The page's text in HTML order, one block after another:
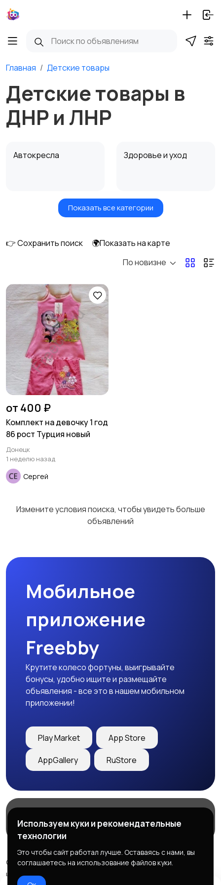
Главная Детские товары
Детские товары в
ДНР и ЛНР
Автокресла Здоровье и уход
Игрушки и игры Детские коляски
Купание
Детская мебель
Радио- и видеоняни
Товары для учебы
Показать все категории
👉 Сохранить поиск
🌍Показать на карте
По новизне
от 400 ₽
Комплект на девочку 1 год
86 рост Турция новый
Донецк
1 неделю назад
Сергей
Измените условия поиска, чтобы увидеть больше
объявлений
Мобильное
приложение
Freebby
Крутите колесо фортуны, выигрывайте
бонусы, удобно ищите и размещайте
объявления - все это в нашем мобильном
приложении!
Play Market App Store
AppGallery RuStore
Служба поддержки
© 2026 Freebby - Сервис бесплатных объявлений ДНР
и ЛНР
Используем куки и рекомендательные
технологии
Это чтобы сайт работал лучше. Оставаясь с нами, вы
соглашаетесь на использование файлов куки.